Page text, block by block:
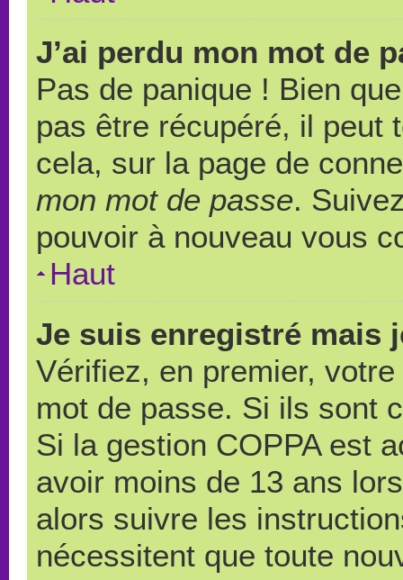
J’ai perdu mon mot de
Pas de panique ! Bien
pas être récupéré, il peut
cela, sur la page de
mon mot de passe.
pouvoir à nouveau vous
Haut
Je suis enregistré mais
Vérifiez, en premier,
mot de passe. Si ils sont
Si la gestion COPPA est
avoir moins de 13 ans
alors suivre les
nécessitent que toute